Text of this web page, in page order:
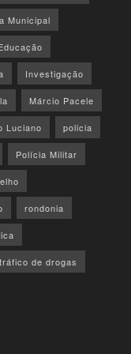
Municipal
Investigação
Márcio Pacele
Luciano policia
Polícia Militar
rondonia
tráfico de drogas